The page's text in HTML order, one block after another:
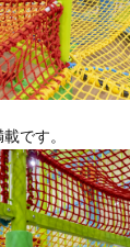
です。